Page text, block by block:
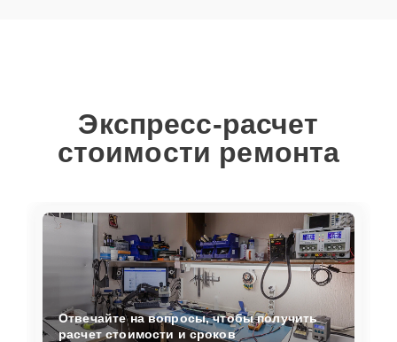
Экспресс-расчет
стоимости ремонта
Отвечайте на вопросы, чтобы получить
расчет стоимости и сроков